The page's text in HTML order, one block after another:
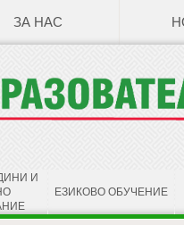
ЗА НАС
И
ЕЗИКОВО ОБУЧЕНИЕ